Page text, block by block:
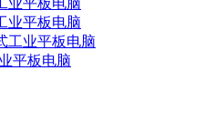
业平板电脑
工业平板电脑
平板电脑